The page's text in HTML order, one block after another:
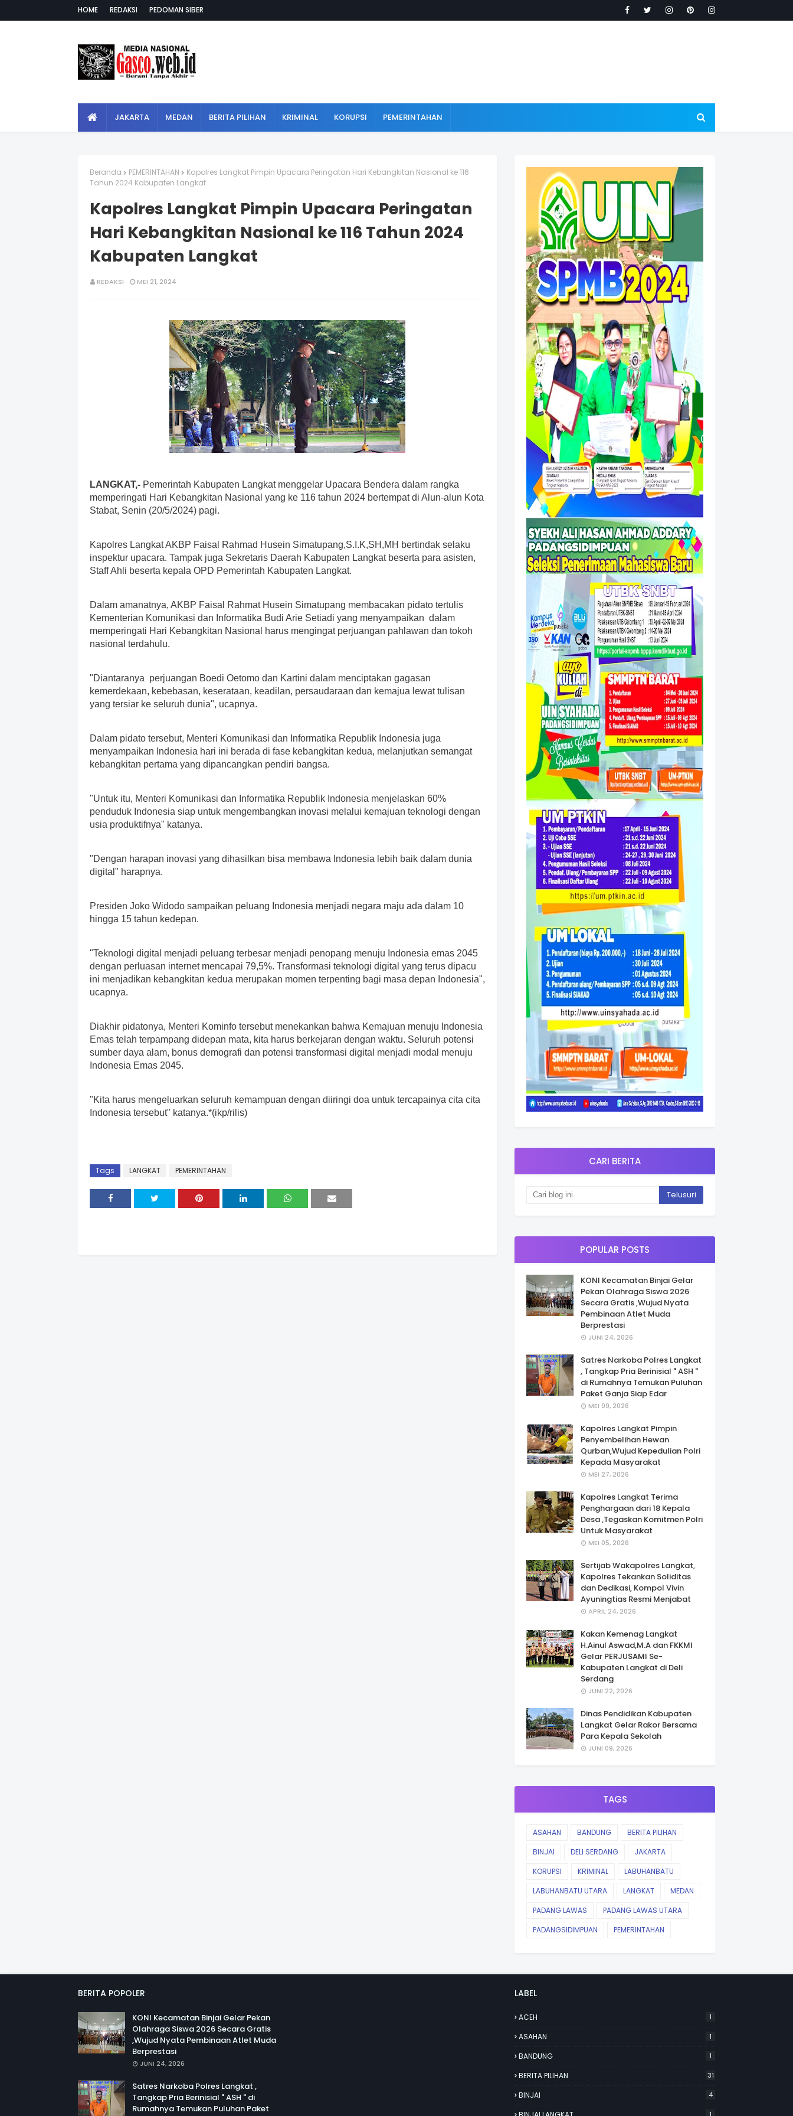
HOME REDAKSI PEDOMAN SIBER
JAKARTA MEDAN BERITA PILIHAN KRIMINAL KORUPSI PEMERINTAHAN
Beranda PEMERINTAHAN
Kapolres Langkat Pimpin Upacara Peringatan Hari Kebangkitan Nasional ke 116
Tahun 2024 Kabupaten Langkat
Kapolres Langkat Pimpin Upacara Peringatan
Hari Kebangkitan Nasional ke 116 Tahun 2024
Kabupaten Langkat
REDAKSI MEI 21, 2024
LANGKAT,- Pemerintah Kabupaten Langkat menggelar Upacara Bendera dalam rangka
memperingati Hari Kebangkitan Nasional yang ke 116 tahun 2024 bertempat di Alun-alun Kota
Stabat, Senin (20/5/2024) pagi.
Kapolres Langkat AKBP Faisal Rahmad Husein Simatupang,S.I.K,SH,MH bertindak selaku
inspektur upacara. Tampak juga Sekretaris Daerah Kabupaten Langkat beserta para asisten,
Staff Ahli beserta kepala OPD Pemerintah Kabupaten Langkat.
Dalam amanatnya, AKBP Faisal Rahmat Husein Simatupang membacakan pidato tertulis
Kementerian Komunikasi dan Informatika Budi Arie Setiadi yang menyampaikan dalam
memperingati Hari Kebangkitan Nasional harus mengingat perjuangan pahlawan dan tokoh
nasional terdahulu.
"Diantaranya perjuangan Boedi Oetomo dan Kartini dalam menciptakan gagasan
kemerdekaan, kebebasan, keserataan, keadilan, persaudaraan dan kemajua lewat tulisan
yang tersiar ke seluruh dunia", ucapnya.
Dalam pidato tersebut, Menteri Komunikasi dan Informatika Republik Indonesia juga
menyampaikan Indonesia hari ini berada di fase kebangkitan kedua, melanjutkan semangat
kebangkitan pertama yang dipancangkan pendiri bangsa.
"Untuk itu, Menteri Komunikasi dan Informatika Republik Indonesia menjelaskan 60%
penduduk Indonesia siap untuk mengembangkan inovasi melalui kemajuan teknologi dengan
usia produktifnya" katanya.
"Dengan harapan inovasi yang dihasilkan bisa membawa Indonesia lebih baik dalam dunia
digital" harapnya.
Presiden Joko Widodo sampaikan peluang Indonesia menjadi negara maju ada dalam 10
hingga 15 tahun kedepan.
"Teknologi digital menjadi peluang terbesar menjadi penopang menuju Indonesia emas 2045
dengan perluasan internet mencapai 79,5%. Transformasi teknologi digital yang terus dipacu
ini menjadikan kebangkitan kedua merupakan momen terpenting bagi masa depan Indonesia",
ucapnya.
Diakhir pidatonya, Menteri Kominfo tersebut menekankan bahwa Kemajuan menuju Indonesia
Emas telah terpampang didepan mata, kita harus berkejaran dengan waktu. Seluruh potensi
sumber daya alam, bonus demografi dan potensi transformasi digital menjadi modal menuju
Indonesia Emas 2045.
"Kita harus mengeluarkan seluruh kemampuan dengan diiringi doa untuk tercapainya cita cita
Indonesia tersebut" katanya.*(ikp/rilis)
Tags LANGKAT PEMERINTAHAN
CARI BERITA
POPULAR POSTS
KONI Kecamatan Binjai Gelar
Pekan Olahraga Siswa 2026
Secara Gratis ,Wujud Nyata
Pembinaan Atlet Muda
Berprestasi
JUNI 24, 2026
Satres Narkoba Polres Langkat
, Tangkap Pria Berinisial " ASH "
di Rumahnya Temukan Puluhan
Paket Ganja Siap Edar
MEI 09, 2026
Kapolres Langkat Pimpin
Penyembelihan Hewan
Qurban,Wujud Kepedulian Polri
Kepada Masyarakat
MEI 27, 2026
Kapolres Langkat Terima
Penghargaan dari 18 Kepala
Desa ,Tegaskan Komitmen Polri
Untuk Masyarakat
MEI 05, 2026
Sertijab Wakapolres Langkat,
Kapolres Tekankan Soliditas
dan Dedikasi, Kompol Vivin
Ayuningtias Resmi Menjabat
APRIL 24, 2026
Kakan Kemenag Langkat
H.Ainul Aswad,M.A dan FKKMI
Gelar PERJUSAMI Se-
Kabupaten Langkat di Deli
Serdang
JUNI 22, 2026
Dinas Pendidikan Kabupaten
Langkat Gelar Rakor Bersama
Para Kepala Sekolah
JUNI 09, 2026
TAGS
ASAHAN BANDUNG
BERITA PILIHAN
BINJAI
DELI SERDANG
JAKARTA
KORUPSI
KRIMINAL
LABUHANBATU
LABUHANBATU UTARA
LANGKAT
MEDAN
PADANG LAWAS
PADANG LAWAS UTARA
PADANGSIDIMPUAN
PEMERINTAHAN
BERITA POPOLER
KONI Kecamatan Binjai Gelar Pekan
Olahraga Siswa 2026 Secara Gratis
,Wujud Nyata Pembinaan Atlet Muda
Berprestasi
JUNI 24, 2026
Satres Narkoba Polres Langkat ,
Tangkap Pria Berinisial " ASH " di
Rumahnya Temukan Puluhan Paket
LABEL
ACEH 1
ASAHAN 1
BANDUNG 1
BERITA PILIHAN 31
BINJAI 4